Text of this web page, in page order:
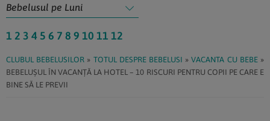
1 2 3 4 5 6 7 8 9 10 11 12
CLUBUL BEBELUSILOR » TOTUL DESPRE BEBELUSI »VACANTA CU BEBE»
BEBELUȘUL ÎN VACANȚĂ LA HOTEL – 10 RISCURI PENTRU COPII PE CARE E
BINE SĂ LE PREVII